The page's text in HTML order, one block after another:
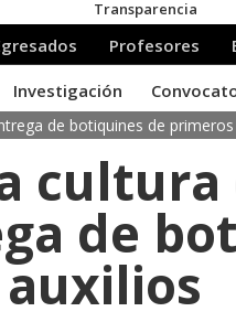
de botiquines de
cultura
de